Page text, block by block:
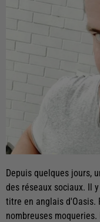
Depuis quelques jours,
des réseaux sociaux. Il
titre en anglais
nombreuses